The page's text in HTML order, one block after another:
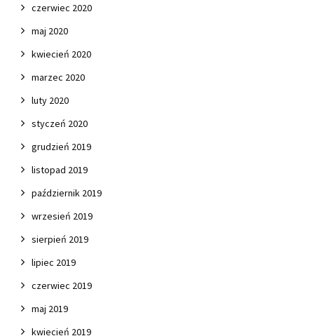
czerwiec 2020
maj 2020
kwiecień 2020
marzec 2020
luty 2020
styczeń 2020
grudzień 2019
listopad 2019
październik 2019
wrzesień 2019
sierpień 2019
lipiec 2019
czerwiec 2019
maj 2019
kwiecień 2019